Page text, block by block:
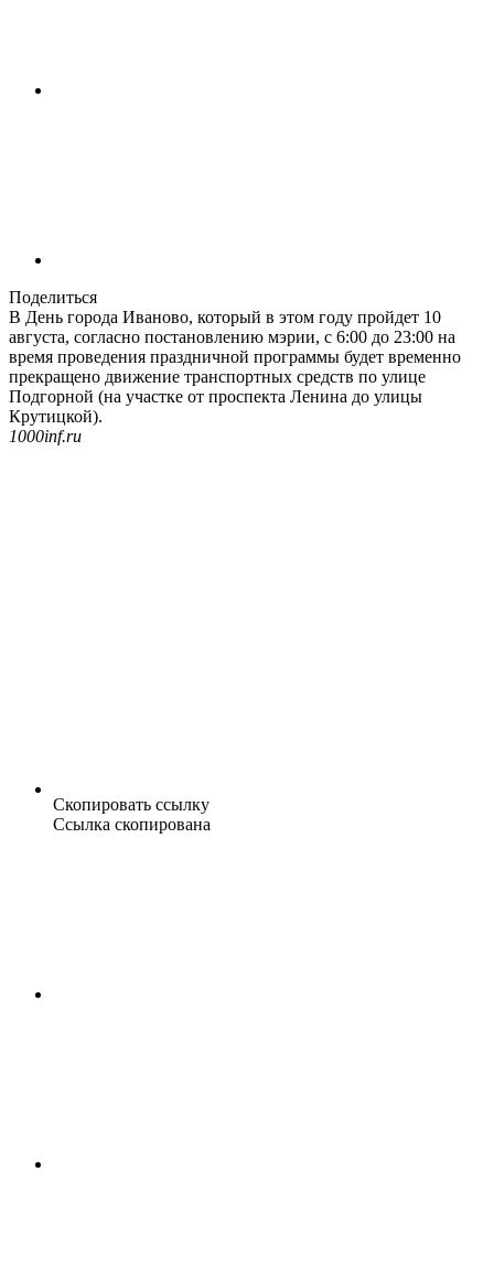
Поделиться
В День города Иваново, который в этом году пройдет 10
августа, согласно постановлению мэрии, с 6:00 до 23:00 на
время проведения праздничной программы будет временно
прекращено движение транспортных средств по улице
Подгорной (на участке от проспекта Ленина до улицы
Крутицкой).
1000inf.ru
Скопировать ссылку
Ссылка скопирована